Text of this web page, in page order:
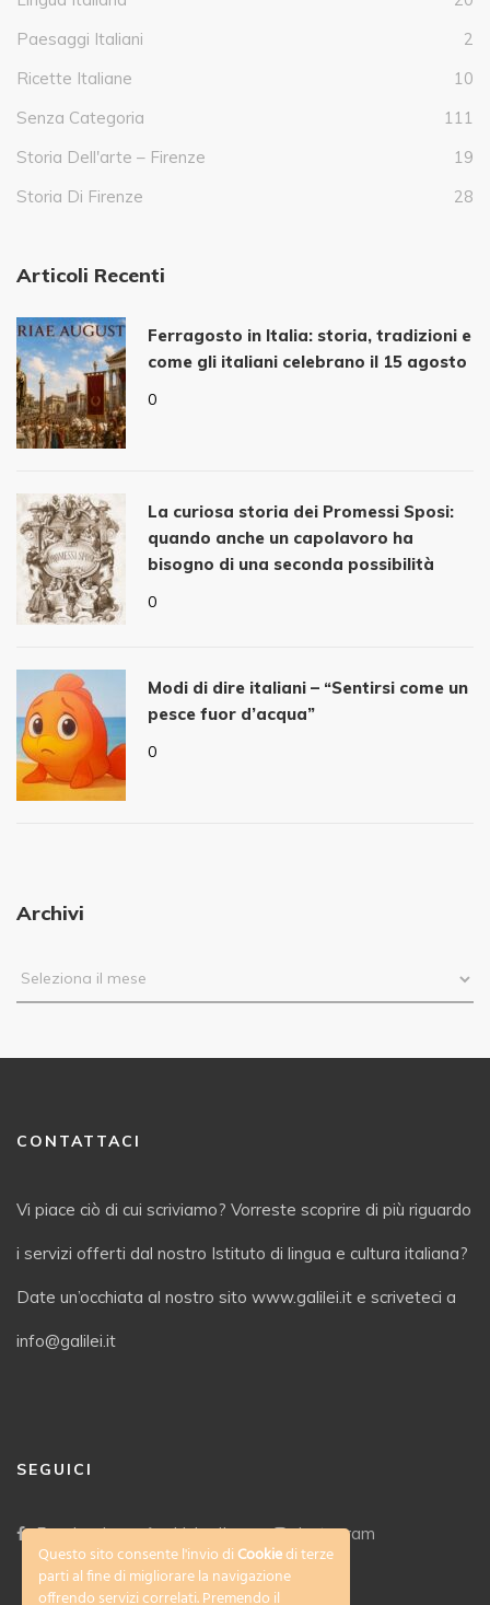
Paesaggi Italiani
2
Ricette Italiane
10
Senza Categoria
111
Storia Dell'arte – Firenze
19
Storia Di Firenze
28
Articoli Recenti
Ferragosto in Italia: storia, tradizioni e
come gli italiani celebrano il 15 agosto
0
La curiosa storia dei Promessi Sposi:
quando anche un capolavoro ha
bisogno di una seconda possibilità
0
Modi di dire italiani – “Sentirsi come un
pesce fuor d’acqua”
0
Archivi
CONTATTACI
Vi piace ciò di cui scriviamo? Vorreste scoprire di più riguardo
i servizi offerti dal nostro Istituto di lingua e cultura italiana?
Date un’occhiata al nostro sito www.galilei.it e scriveteci a
info@galilei.it
SEGUICI
Facebook LinkedIn Instagram
Questo sito consente l'invio diCookiedi terze
parti al fine di migliorare la navigazione
offrendo servizi correlati. Premendo il